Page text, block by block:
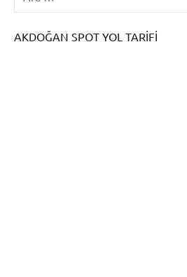
AKDOĞAN SPOT YOL TARİFİ